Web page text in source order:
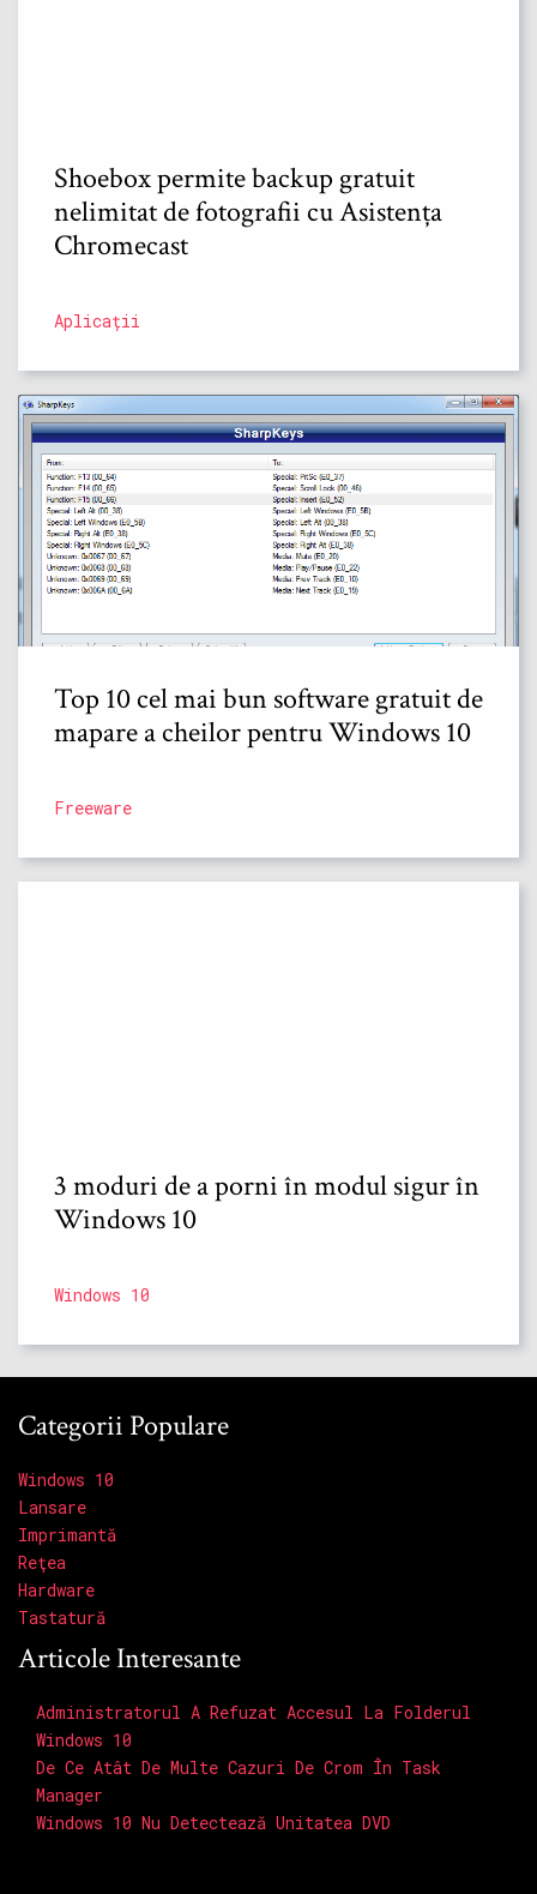
Shoebox permite backup gratuit
nelimitat de fotografii cu Asistența
Chromecast
Aplicații
Top 10 cel mai bun software gratuit de
mapare a cheilor pentru Windows 10
Freeware
3 moduri de a porni în modul sigur în
Windows 10
Windows 10
Categorii Populare
Windows 10
Lansare
Imprimantă
Reţea
Hardware
Tastatură
Articole Interesante
Administratorul A Refuzat Accesul La Folderul
Windows 10
De Ce Atât De Multe Cazuri De Crom În Task
Manager
Windows 10 Nu Detectează Unitatea DVD